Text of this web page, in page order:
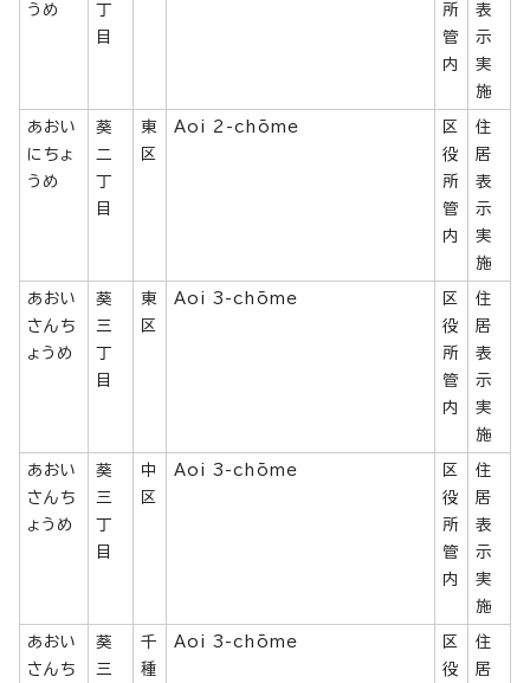
うめ
丁
目
所
管
内
表
示
実
施
あおい
にちょ
うめ
葵
二
丁
目
東
区
Aoi 2-chōme
区
役
所
管
内
住
居
表
示
実
施
あおい
さんち
ょうめ
葵
三
丁
目
東
区
Aoi 3-chōme
区
役
所
管
内
住
居
表
示
実
施
あおい
さんち
ょうめ
葵
三
丁
目
中
区
Aoi 3-chōme
区
役
所
管
内
住
居
表
示
実
施
あおい
さんち
葵
三
千
種
Aoi 3-chōme
区
役
住
居